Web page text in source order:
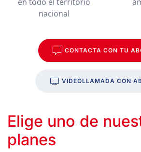
nacional
CONTACTA CON TU
VIDEOLLAMADA CON
Elige uno de
planes